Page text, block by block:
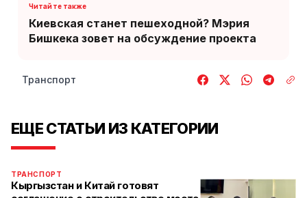
Киевская станет пешеходной? Мэрия
Бишкека зовет на обсуждение проекта
Транспорт
ЕЩЕ СТАТЬИ ИЗ КАТЕГОРИИ
ТРАНСПОРТ
Кыргызстан и Китай готовят